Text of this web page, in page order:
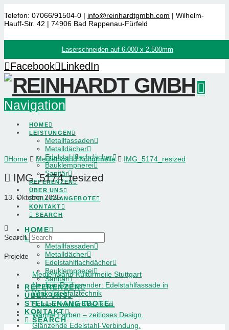
Telefon: 07066/91504-0 | info@reinhardtgmbh.com | Wilhelm-
Hauff-Str. 42 | 74906 Bad Rappenau-Fürfeld
Laserschneiden auf 6.000 x 2.500mm
Facebook LinkedIn
Navigation
HOME
LEISTUNGEN
Metallfassaden
Metalldächer
Edelstahlflachdächer
Bauklempnerei
Sanitär
REFERENZEN
ÜBER UNS
STELLENANGEBOTE
KONTAKT
SEARCH
HOME
LEISTUNGEN
Metallfassaden
Metalldächer
Edelstahlflachdächer
Bauklempnerei
Sanitär
REFERENZEN
ÜBER UNS
STELLENANGEBOTE
KONTAKT
SEARCH
Home Medienwand Kulturmeile IMG_5174_resized
IMG_5174_resized
13. Oktober 2025
Search
Projekte
Medienwand Kulturmeile Stuttgart
Neubau Radiosender: Edelstahlfassade in
Winkelstehfalztechnik
Schwarzwälder Präzision.
Warme Farben – zeitloses Design.
Glänzende Edelstahl-Verbindung.